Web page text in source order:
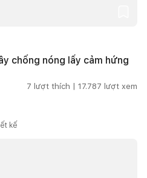
chống nóng lấy cảm hứng
7 lượt thích | 17.787 lượt xem
kế